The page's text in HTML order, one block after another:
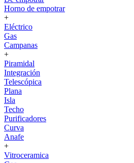
Horno de empotrar
+
Eléctrico
Gas
Campanas
+
Piramidal
Integración
Telescópica
Plana
Isla
Techo
Purificadores
Curva
Anafe
+
Vitroceramica